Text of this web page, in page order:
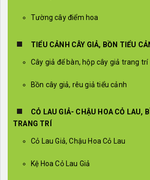
Tường cây điểm hoa
TIỂU CẢNH CÂY GIẢ, BỒN TIỂU
Cây giả để bàn, hộp cây giả trang trí
Bồn cây giả, rêu giả tiểu cảnh
CỎ LAU GIẢ- CHẬU HOA CỎ LAU,
TRANG TRÍ
Cỏ Lau Giả, Chậu Hoa Cỏ Lau
Kệ Hoa Cỏ Lau Giả